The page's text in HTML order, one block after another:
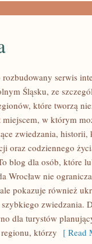
rozbudowany serwis
Śląsku, ze
które tworzą
miejscem, w którym
zwiedzania,
oraz codziennego
blog dla osób, które
Wrocław nie
pokazuje również
zwiedzania.
dla turystów
którzy [ Read